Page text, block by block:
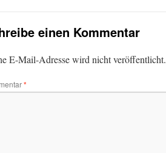
einen Kommentar
E-Mail-Adresse wird nicht veröffentlicht.
*